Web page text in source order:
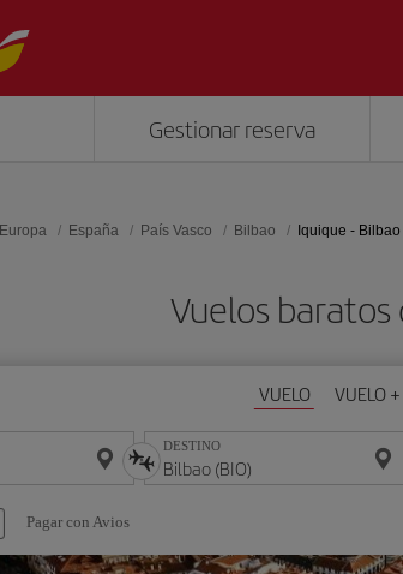
Gestionar reserva
Europa España País Vasco Bilbao Iquique - Bilbao
Vuelos baratos
VUELO VUELO +
DESTINO
Pagar con Avios